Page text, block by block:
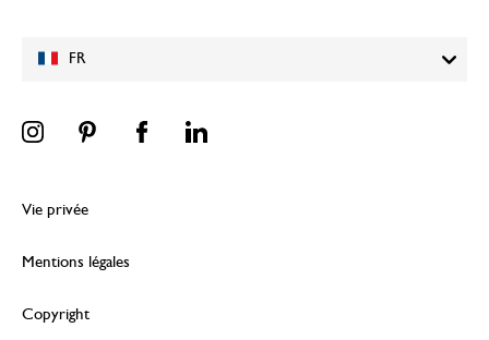
FR
Vie privée
Mentions légales
Copyright